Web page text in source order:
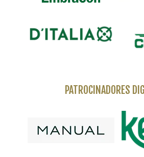
PATROCINADORES